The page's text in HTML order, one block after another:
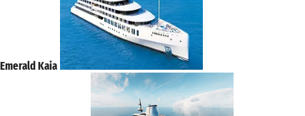
Emerald Kaia